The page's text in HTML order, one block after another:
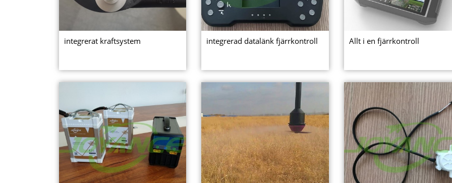
integrerat kraftsystem integrerad datalänk fjärrkontroll Allt i en fjärrkontroll